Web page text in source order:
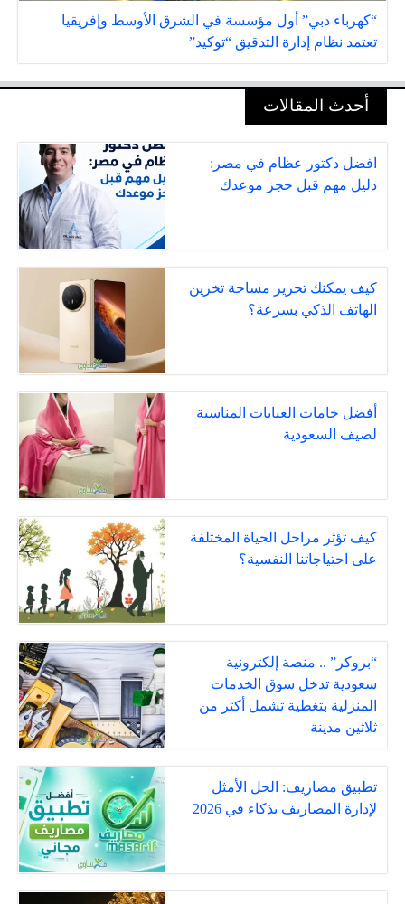
“كهرباء دبي” أول مؤسسة في الشرق الأوسط وإفريقيا
تعتمد نظام إدارة التدقيق “توكيد”
أحدث المقالات
افضل دكتور عظام في مصر:
دليل مهم قبل حجز موعدك
كيف يمكنك تحرير مساحة تخزين
الهاتف الذكي بسرعة؟
أفضل خامات العبايات المناسبة
لصيف السعودية
كيف تؤثر مراحل الحياة المختلفة
على احتياجاتنا النفسية؟
“بروكر” .. منصة إلكترونية
سعودية تدخل سوق الخدمات
المنزلية بتغطية تشمل أكثر من
ثلاثين مدينة
تطبيق مصاريف: الحل الأمثل
لإدارة المصاريف بذكاء في 2026